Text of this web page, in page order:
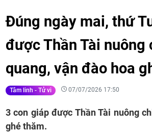
Đúng ngày mai, thứ
được Thần Tài
quang, vận đào hoa
Tâm linh - Tử vi 07/07/2026 17:50
3 con giáp được Thần Tài nuông
ghé thăm.